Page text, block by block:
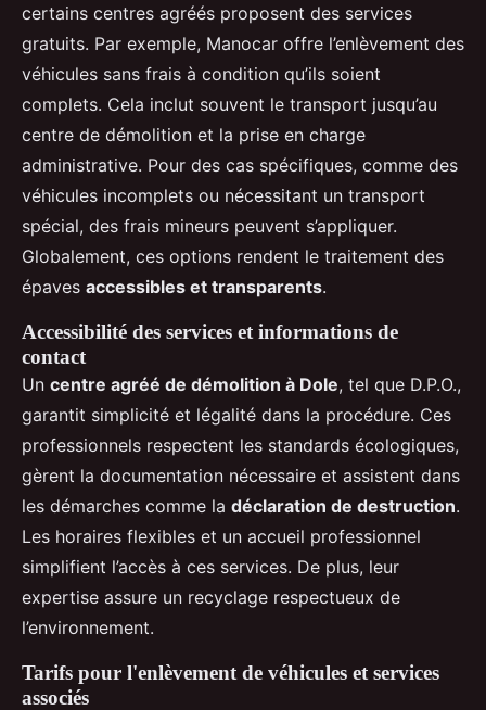
certains centres agréés proposent des services
gratuits. Par exemple, Manocar offre l’enlèvement des
véhicules sans frais à condition qu’ils soient
complets. Cela inclut souvent le transport jusqu’au
centre de démolition et la prise en charge
administrative. Pour des cas spécifiques, comme des
véhicules incomplets ou nécessitant un transport
spécial, des frais mineurs peuvent s’appliquer.
Globalement, ces options rendent le traitement des
épaves accessibles et transparents.
Accessibilité des services et informations de
contact
Un centre agréé de démolition à Dole, tel que D.P.O.,
garantit simplicité et légalité dans la procédure. Ces
professionnels respectent les standards écologiques,
gèrent la documentation nécessaire et assistent dans
les démarches comme la déclaration de destruction.
Les horaires flexibles et un accueil professionnel
simplifient l’accès à ces services. De plus, leur
expertise assure un recyclage respectueux de
l’environnement.
Tarifs pour l'enlèvement de véhicules et services
associés